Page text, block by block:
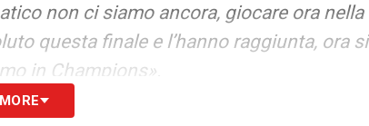
non ci siamo ancora, giocare ora nella
questa finale e l’hanno raggiunta, ora si
in Champions».
in fondo alla stagione i punti sono molto